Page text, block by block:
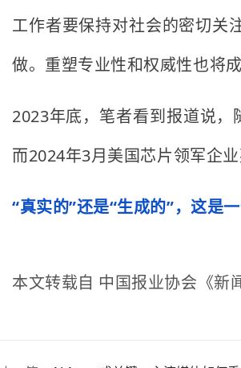
工作者要保持对社会的密切关
做。重塑专业性和权威性也将
2023年底，笔者看到报道说
而2024年3月美国芯片领军企
“真实的”还是“生成的”，这是
本文转载自 中国报业协会《新